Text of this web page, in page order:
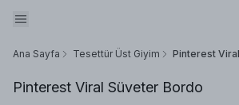
Ana Sayfa Tesettür Üst Giyim Pinterest
Pinterest Viral Süveter Bordo